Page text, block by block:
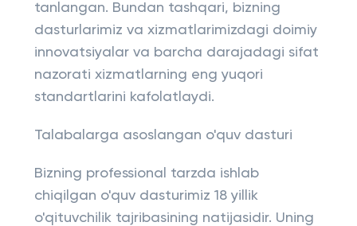
tanlangan. Bundan tashqari, bizning
dasturlarimiz va xizmatlarimizdagi doimiy
innovatsiyalar va barcha darajadagi sifat
nazorati xizmatlarning eng yuqori
standartlarini kafolatlaydi.
Talabalarga asoslangan o'quv dasturi
Bizning professional tarzda ishlab
chiqilgan o'quv dasturimiz 18 yillik
o'qituvchilik tajribasining natijasidir. Uning